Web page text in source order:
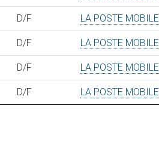
D/F LA POSTE MOBILE
D/F LA POSTE MOBILE
D/F LA POSTE MOBILE
D/F LA POSTE MOBILE